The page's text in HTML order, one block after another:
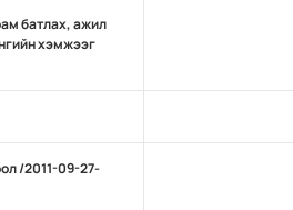
батлах, ажил
хэмжээг
/2011-09-27-